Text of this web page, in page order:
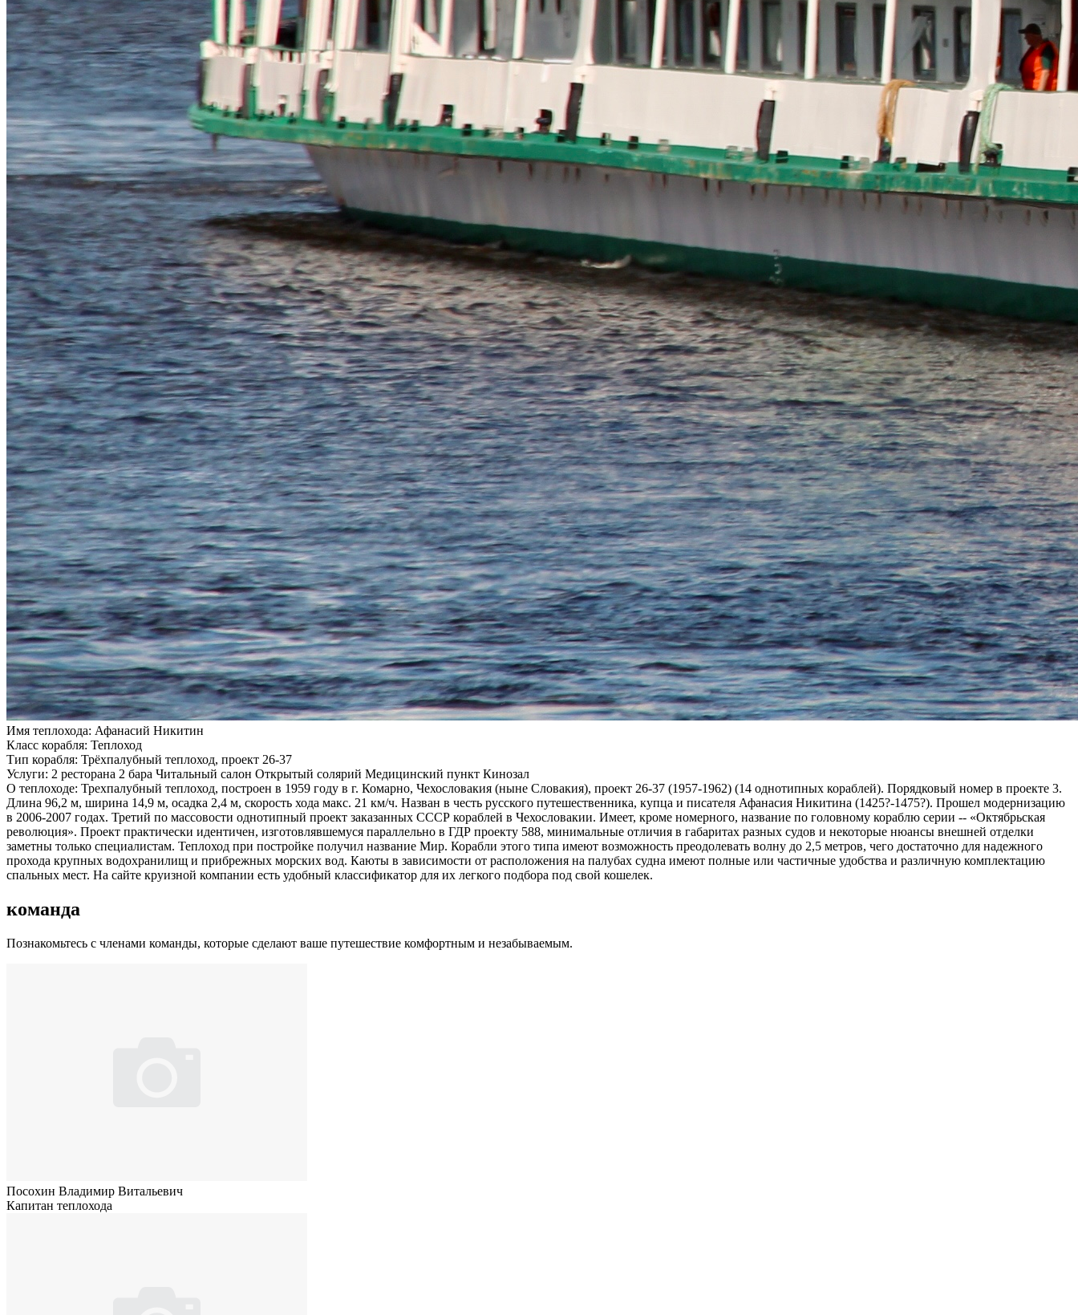
Имя теплохода: Афанасий Никитин
Класс корабля: Теплоход
Тип корабля: Трёхпалубный теплоход, проект 26-37
Услуги: 2 ресторана 2 бара Читальный салон Открытый солярий Медицинский пункт Кинозал
О теплоходе: Трехпалубный теплоход, построен в 1959 году в г. Комарно, Чехословакия (ныне Словакия), проект 26-37 (1957-1962) (14 однотипных кораблей). Порядковый номер в проекте 3.
Длина 96,2 м, ширина 14,9 м, осадка 2,4 м, скорость хода макс. 21 км/ч. Назван в честь русского путешественника, купца и писателя Афанасия Никитина (1425?-1475?). Прошел модернизацию
в 2006-2007 годах. Третий по массовости однотипный проект заказанных СССР кораблей в Чехословакии. Имеет, кроме номерного, название по головному кораблю серии -- «Октябрьская
революция». Проект практически идентичен, изготовлявшемуся параллельно в ГДР проекту 588, минимальные отличия в габаритах разных судов и некоторые нюансы внешней отделки
заметны только специалистам. Теплоход при постройке получил название Мир. Корабли этого типа имеют возможность преодолевать волну до 2,5 метров, чего достаточно для надежного
прохода крупных водохранилищ и прибрежных морских вод. Каюты в зависимости от расположения на палубах судна имеют полные или частичные удобства и различную комплектацию
спальных мест. На сайте круизной компании есть удобный классификатор для их легкого подбора под свой кошелек.
команда
Познакомьтесь с членами команды, которые сделают ваше путешествие комфортным и незабываемым.
Посохин Владимир Витальевич
Капитан теплохода